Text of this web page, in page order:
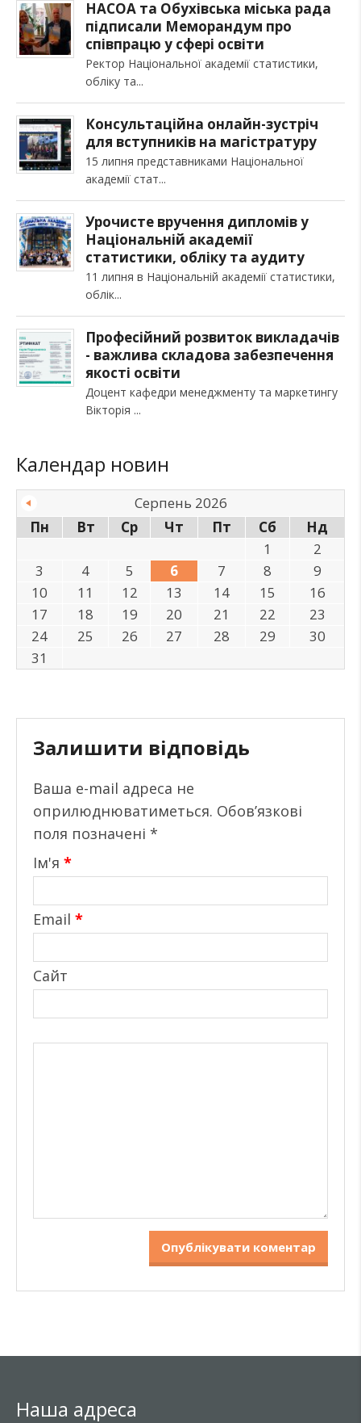
НАСОА та Обухівська міська рада
підписали Меморандум про
співпрацю у сфері освіти
Ректор Національної академії статистики,
обліку та
Консультаційна онлайн-зустріч
для вступників на магістратуру
15 липня представниками Національної
академії стат
Урочисте вручення дипломів у
Національній академії
статистики, обліку та аудиту
11 липня в Національній академії статистики,
облік
Професійний розвиток викладачів
- важлива складова забезпечення
якості освіти
Доцент кафедри менеджменту та маркетингу
Вікторія
Календар новин
Серпень 2026
Пн
Вт Ср Чт Пт Сб
Нд
1
2
3
4 5 6 7 8
9
10
11 12 13 14 15
16
17
18 19 20 21 22
23
24
25 26 27 28 29
30
31
Залишити відповідь
Ваша e-mail адреса не
оприлюднюватиметься. Обов’язкові
поля позначені *
Ім'я *
Email *
Сайт
Наша адреса